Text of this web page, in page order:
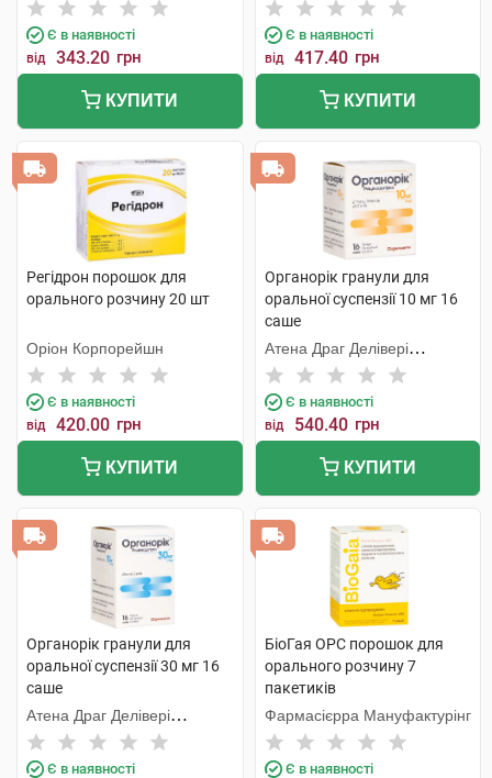
Є в наявності
від 343.20 грн
КУПИТИ
Є в наявності
від 417.40 грн
КУПИТИ
Регідрон порошок для
орального розчину 20 шт
Оріон Корпорейшн
Є в наявності
від 420.00 грн
КУПИТИ
Органорік гранули для
оральної суспензії 10 мг 16
саше
Атена Драг Делівері
Солюшнз ПВТ. ЛТД
Є в наявності
від 540.40 грн
КУПИТИ
Органорік гранули для
оральної суспензії 30 мг 16
саше
Атена Драг Делівері
Солюшнз ПВТ. ЛТД
Є в наявності
БіоГая ОРС порошок для
орального розчину 7
пакетиків
Фармасієрра Мануфактурінг
Є в наявності